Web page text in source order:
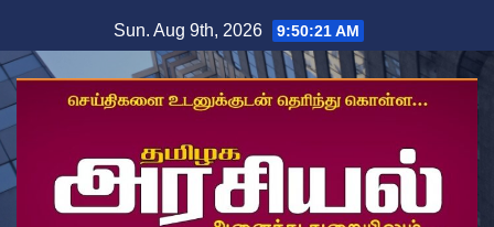
to
content
Sun. Aug 9th, 2026 9:50:21 AM